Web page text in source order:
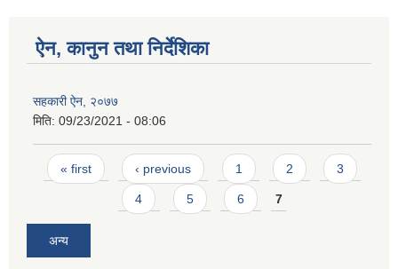
ऐन, कानुन तथा निर्देशिका
सहकारी ऐन, २०७७
मिति: 09/23/2021 - 08:06
Pages
« first ‹ previous 1 2 3
4 5 6 7
अन्य